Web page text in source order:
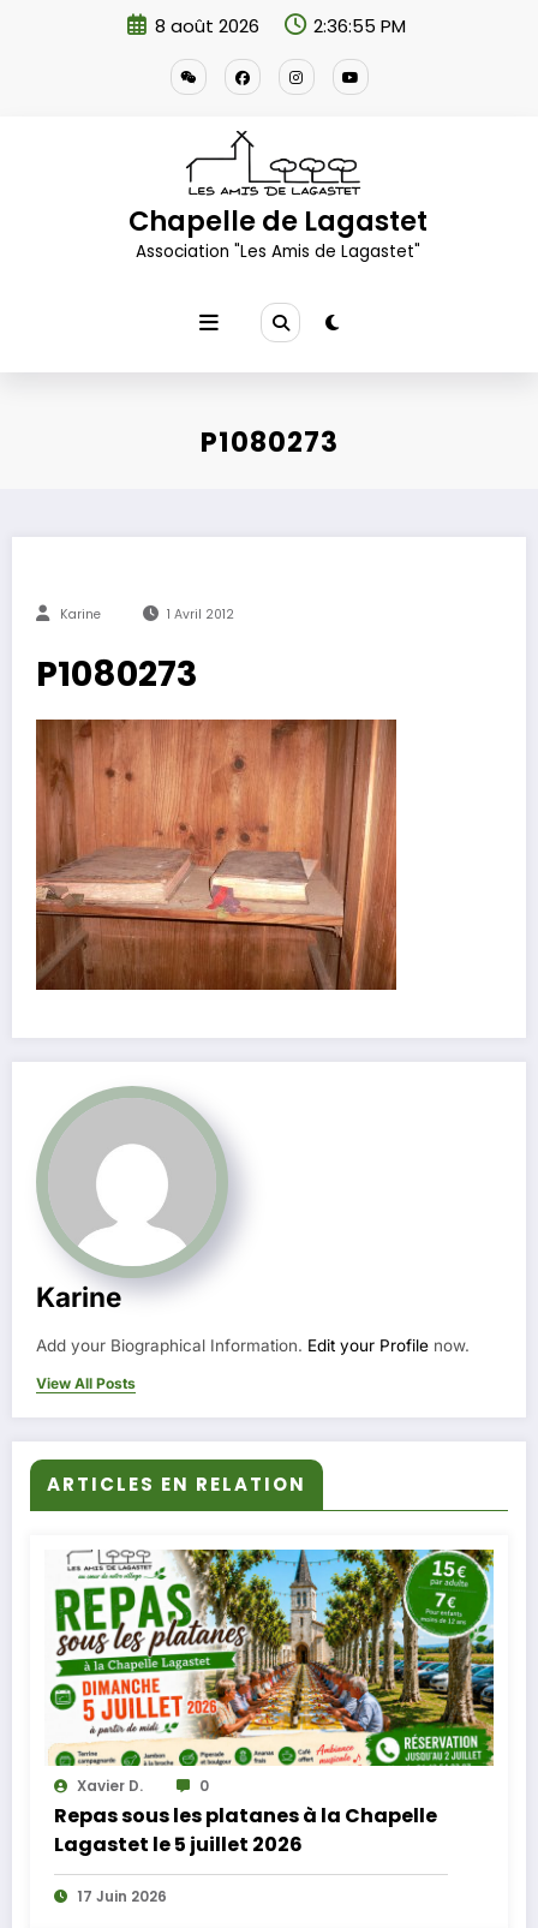
8 août 2026 2:36:56 PM
Chapelle de Lagastet
Association "Les Amis de Lagastet"
P1080273
Karine 1 Avril 2012
P1080273
Karine
Add your Biographical Information. Edit your Profile now.
View All Posts
ARTICLES EN RELATION
Xavier D. 0
Repas sous les platanes à la Chapelle
Lagastet le 5 juillet 2026
17 Juin 2026